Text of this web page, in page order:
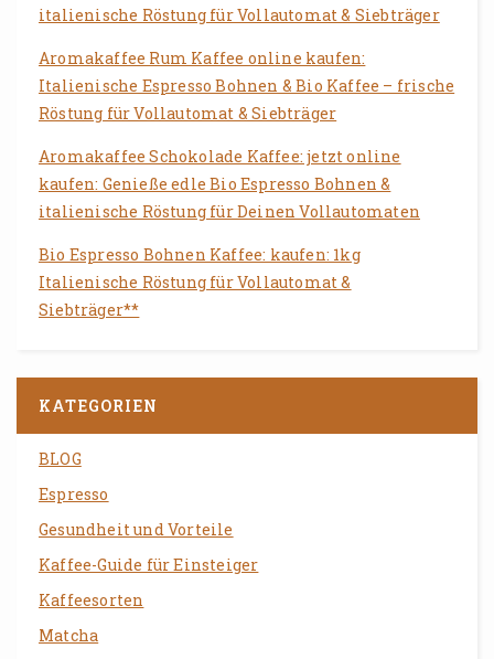
italienische Röstung für Vollautomat & Siebträger
Aromakaffee Rum Kaffee online kaufen:
Italienische Espresso Bohnen & Bio Kaffee – frische
Röstung für Vollautomat & Siebträger
Aromakaffee Schokolade Kaffee: jetzt online
kaufen: Genieße edle Bio Espresso Bohnen &
italienische Röstung für Deinen Vollautomaten
Bio Espresso Bohnen Kaffee: kaufen: 1kg
Italienische Röstung für Vollautomat &
Siebträger**
KATEGORIEN
BLOG
Espresso
Gesundheit und Vorteile
Kaffee-Guide für Einsteiger
Kaffeesorten
Matcha